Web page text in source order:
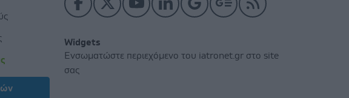
Widgets
Ενσωματώστε περιεχόμενο του iatronet.gr στο site
σας